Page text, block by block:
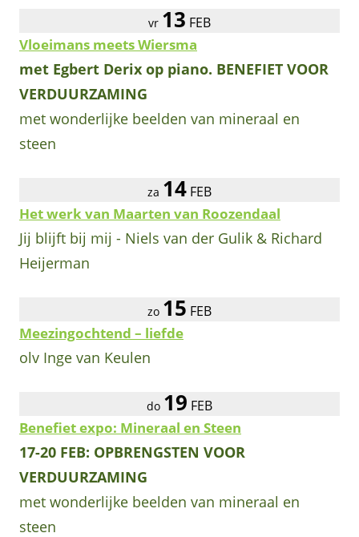
vr 13 FEB
Vloeimans meets Wiersma
met Egbert Derix op piano. BENEFIET VOOR
VERDUURZAMING
met wonderlijke beelden van mineraal en
steen
za 14 FEB
Het werk van Maarten van Roozendaal
Jij blijft bij mij - Niels van der Gulik & Richard
Heijerman
zo 15 FEB
Meezingochtend – liefde
olv Inge van Keulen
do 19 FEB
Benefiet expo: Mineraal en Steen
17-20 FEB: OPBRENGSTEN VOOR
VERDUURZAMING
met wonderlijke beelden van mineraal en
steen